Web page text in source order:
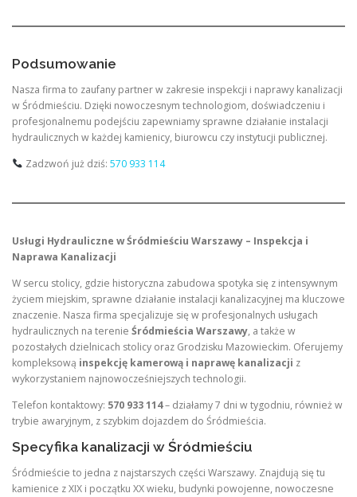
Podsumowanie
Nasza firma to zaufany partner w zakresie inspekcji i naprawy kanalizacji
w Śródmieściu. Dzięki nowoczesnym technologiom, doświadczeniu i
profesjonalnemu podejściu zapewniamy sprawne działanie instalacji
hydraulicznych w każdej kamienicy, biurowcu czy instytucji publicznej.
Zadzwoń już dziś: 570 933 114
Usługi Hydrauliczne w Śródmieściu Warszawy – Inspekcja i
Naprawa Kanalizacji
W sercu stolicy, gdzie historyczna zabudowa spotyka się z intensywnym
życiem miejskim, sprawne działanie instalacji kanalizacyjnej ma kluczowe
znaczenie. Nasza firma specjalizuje się w profesjonalnych usługach
hydraulicznych na terenie Śródmieścia Warszawy, a także w
pozostałych dzielnicach stolicy oraz Grodzisku Mazowieckim. Oferujemy
kompleksową inspekcję kamerową i naprawę kanalizacji z
wykorzystaniem najnowocześniejszych technologii.
Telefon kontaktowy: 570 933 114– działamy 7 dni w tygodniu, również w
trybie awaryjnym, z szybkim dojazdem do Śródmieścia.
Specyfika kanalizacji w Śródmieściu
Śródmieście to jedna z najstarszych części Warszawy. Znajdują się tu
kamienice z XIX i początku XX wieku, budynki powojenne, nowoczesne